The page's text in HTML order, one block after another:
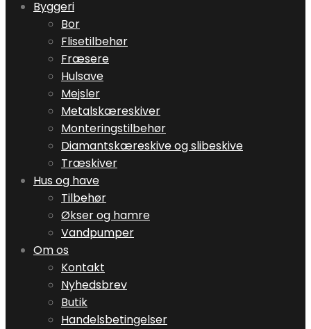
Byggeri
Bor
Flisetilbehør
Fræsere
Hulsave
Mejsler
Metalskæreskiver
Monteringstilbehør
Diamantskæreskive og slibeskive
Træskiver
Hus og have
Tilbehør
Økser og hamre
Vandpumper
Om os
Kontakt
Nyhedsbrev
Butik
Handelsbetingelser